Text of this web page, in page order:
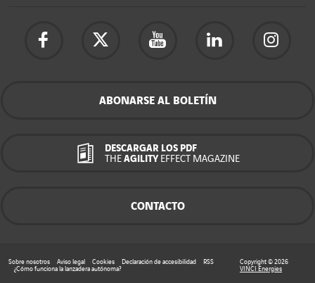
ABONARSE AL BOLETÍN
DESCARGAR LOS PDF
THE AGILITY EFFECT MAGAZINE
CONTACTO
Sobre nosotros Aviso legal Cookies Declaración de accesibilidad
RSS
¿Cómo funciona la lanzadera autónoma?
Copyright © 2026
VINCI Energies